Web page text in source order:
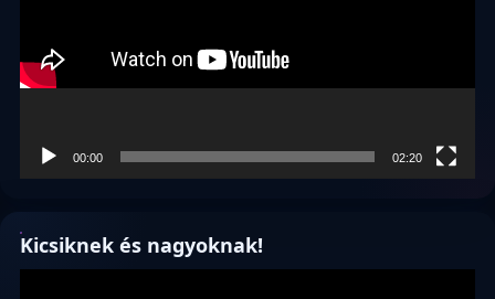
00:00 02:20
Kicsiknek és nagyoknak!